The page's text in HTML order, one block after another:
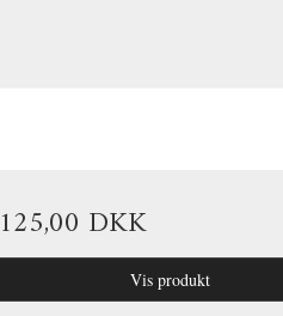
125,00 DKK
Vis produkt